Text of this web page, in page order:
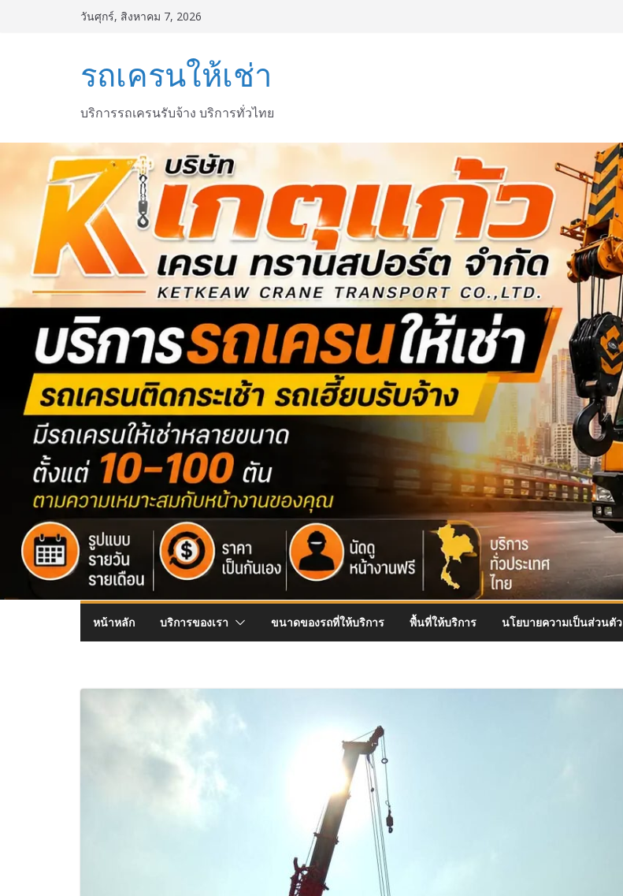
วันศุกร์, สิงหาคม 7, 2026
รถเครนให้เช่า
บริการรถเครนรับจ้าง บริการทั่วไทย
หน้าหลัก บริการของเรา ขนาดของรถที่ให้บริการ พื้นที่ให้บริการ นโยบายความเป็นส่วนตัว